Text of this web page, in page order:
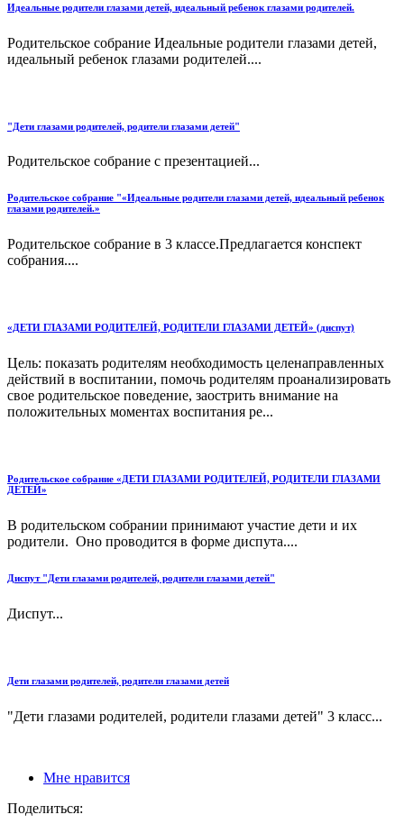
Идеальные родители глазами детей, идеальный ребенок глазами родителей.
Родительское собрание Идеальные родители глазами детей,
идеальный ребенок глазами родителей....
"Дети глазами родителей, родители глазами детей"
Родительское собрание с презентацией...
Родительское собрание "«Идеальные родители глазами детей, идеальный ребенок
глазами родителей.»
Родительское собрание в 3 классе.Предлагается конспект
собрания....
«ДЕТИ ГЛАЗАМИ РОДИТЕЛЕЙ, РОДИТЕЛИ ГЛАЗАМИ ДЕТЕЙ» (диспут)
Цель: показать родителям необходимость целенаправленных
действий в воспитании, помочь родителям проанализировать
свое родительское поведение, заострить внимание на
положительных моментах воспитания ре...
Родительское собрание «ДЕТИ ГЛАЗАМИ РОДИТЕЛЕЙ, РОДИТЕЛИ ГЛАЗАМИ
ДЕТЕЙ»
В родительском собрании принимают участие дети и их
родители. Оно проводится в форме диспута....
Диспут "Дети глазами родителей, родители глазами детей"
Диспут...
Дети глазами родителей, родители глазами детей
"Дети глазами родителей, родители глазами детей" 3 класс...
Мне нравится
Поделиться: